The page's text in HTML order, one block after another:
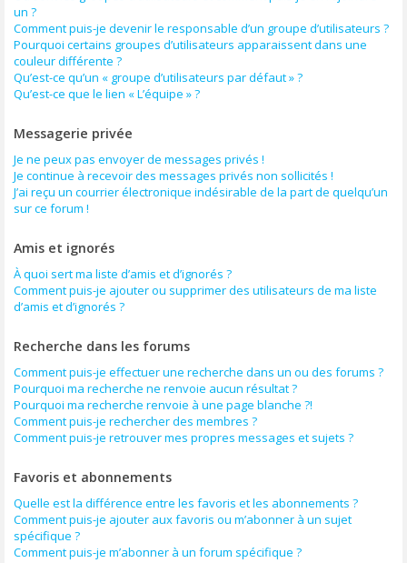
un ?
Comment puis-je devenir le responsable d’un groupe d’utilisateurs ?
Pourquoi certains groupes d’utilisateurs apparaissent dans une
couleur différente ?
Qu’est-ce qu’un « groupe d’utilisateurs par défaut » ?
Qu’est-ce que le lien « L’équipe » ?
Messagerie privée
Je ne peux pas envoyer de messages privés !
Je continue à recevoir des messages privés non sollicités !
J’ai reçu un courrier électronique indésirable de la part de quelqu’un
sur ce forum !
Amis et ignorés
À quoi sert ma liste d’amis et d’ignorés ?
Comment puis-je ajouter ou supprimer des utilisateurs de ma liste
d’amis et d’ignorés ?
Recherche dans les forums
Comment puis-je effectuer une recherche dans un ou des forums ?
Pourquoi ma recherche ne renvoie aucun résultat ?
Pourquoi ma recherche renvoie à une page blanche ?!
Comment puis-je rechercher des membres ?
Comment puis-je retrouver mes propres messages et sujets ?
Favoris et abonnements
Quelle est la différence entre les favoris et les abonnements ?
Comment puis-je ajouter aux favoris ou m’abonner à un sujet
spécifique ?
Comment puis-je m’abonner à un forum spécifique ?